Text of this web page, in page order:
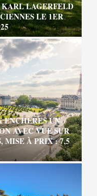
LAGERFELD
LE 1ER
UN
AVEC VUE SUR
MISE À PRIX : 7,5